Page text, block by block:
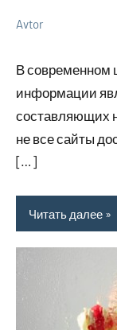
ремонте
2026
Avtor
В современном
информации
составляющих
не все сайты
[…]
Читать далее